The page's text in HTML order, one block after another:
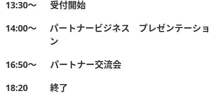
13:30〜 受付開始
14:00〜
パートナービジネス プレゼンテーショ
ン
16:50〜 パートナー交流会
18:20 終了